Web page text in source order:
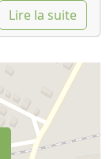
oasis privée.
pendant votre
toute
la même
Lire la suite